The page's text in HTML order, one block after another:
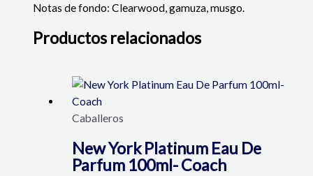
Notas de fondo: Clearwood, gamuza, musgo.
Productos relacionados
Caballeros
New York Platinum Eau De
Parfum 100ml- Coach